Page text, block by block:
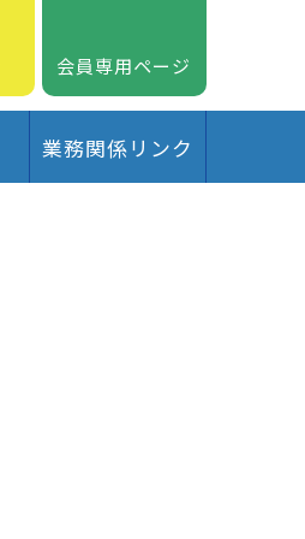
会員専用ページ
業務関係リンク